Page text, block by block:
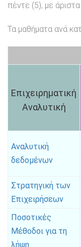
πέντε (5), με
Τα μαθήματα ανά
Επιχειρηματική
Αναλυτική
Αναλυτική
δεδομένων
Στρατηγική των
Επιχειρήσεων
Ποσοτικές
Μέθοδοι για τη
λήψη